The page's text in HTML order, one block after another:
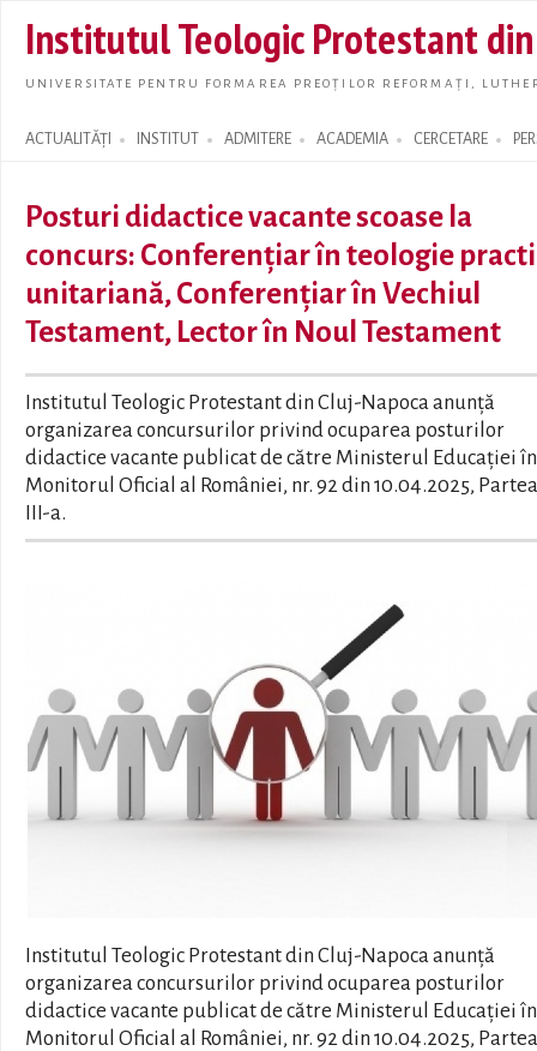
main
Institutul Teologic Protestant
UNIVERSITATE PENTRU FORMAREA PREOȚILOR REFORMAȚI,
ACTUALITĂȚI INSTITUT ADMITERE ACADEMIA CERCETARE
Search form
Posturi didactice vacante scoase la
concurs: Conferențiar în teologie
unitariană, Conferențiar în Vechiul
Testament, Lector în Noul Testament
Institutul Teologic Protestant din Cluj-Napoca anunță
organizarea concursurilor privind ocuparea posturilor
didactice vacante publicat de către Ministerul Educației în
Monitorul Oficial al României, nr. 92 din 10.04.2025,
III-a.
Institutul Teologic Protestant din Cluj-Napoca anunță
organizarea concursurilor privind ocuparea posturilor
didactice vacante publicat de către Ministerul Educației în
Monitorul Oficial al României, nr. 92 din 10.04.2025,